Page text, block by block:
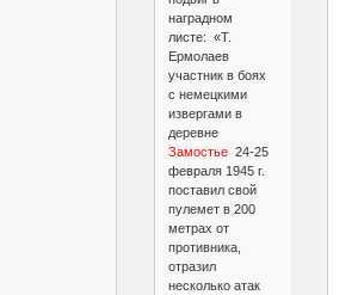
наградном
листе: «Т.
Ермолаев
участник в боях
с немецкими
извергами в
деревне
Замостье24-25
февраля 1945 г.
поставил свой
пулемет в 200
метрах от
противника,
отразил
несколько атак